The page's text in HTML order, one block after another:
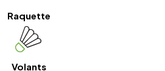
Raquette
Volants